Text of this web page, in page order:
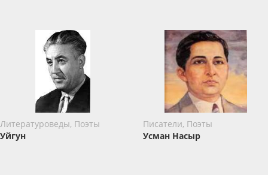
Литературоведы, Поэты
Уйгун
Писатели, Поэты
Усман Насыр